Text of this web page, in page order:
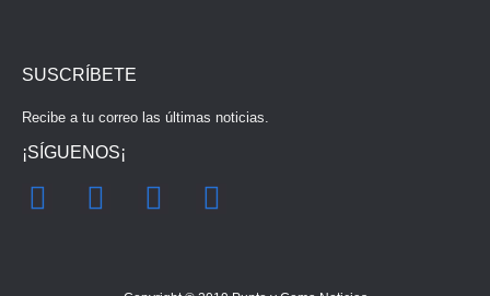
SUSCRÍBETE
Recibe a tu correo las últimas noticias.
¡SÍGUENOS¡
F
I
Y
T